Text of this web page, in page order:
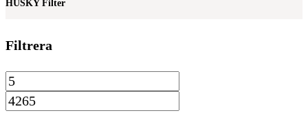
HUSKY Filter
Filtrera